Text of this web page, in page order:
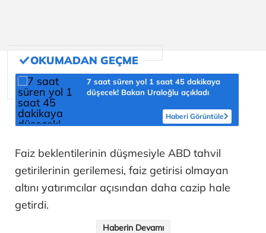
7 saat süren yol 1 saat 45 dakikaya
düşecek! Bakan Uraloğlu açıkladı
Haberi Görüntüle
Faiz beklentilerinin düşmesiyle ABD tahvil
getirilerinin gerilemesi, faiz getirisi olmayan
altını yatırımcılar açısından daha cazip hale
getirdi.
Haberin Devamı